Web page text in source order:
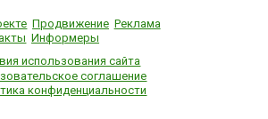
Продвижение Реклама
Информеры
использования сайта
соглашение
конфиденциальности